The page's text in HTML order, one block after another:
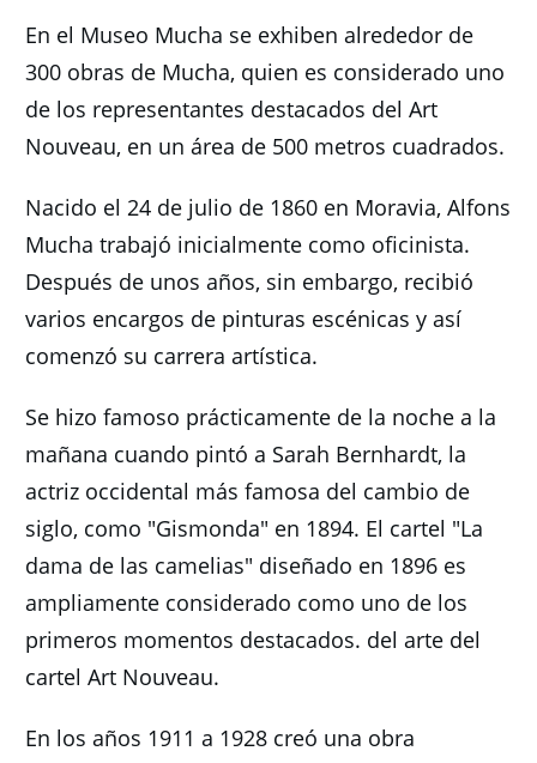
En el Museo Mucha se exhiben alrededor de
300 obras de Mucha, quien es considerado uno
de los representantes destacados del Art
Nouveau, en un área de 500 metros cuadrados.
Nacido el 24 de julio de 1860 en Moravia, Alfons
Mucha trabajó inicialmente como oficinista.
Después de unos años, sin embargo, recibió
varios encargos de pinturas escénicas y así
comenzó su carrera artística.
Se hizo famoso prácticamente de la noche a la
mañana cuando pintó a Sarah Bernhardt, la
actriz occidental más famosa del cambio de
siglo, como "Gismonda" en 1894. El cartel "La
dama de las camelias" diseñado en 1896 es
ampliamente considerado como uno de los
primeros momentos destacados. del arte del
cartel Art Nouveau.
En los años 1911 a 1928 creó una obra